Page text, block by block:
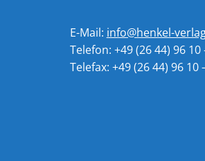
E-Mail: info@henkel-
Telefon: +49 (26 44) 96 10
Telefax: +49 (26 44) 96 10